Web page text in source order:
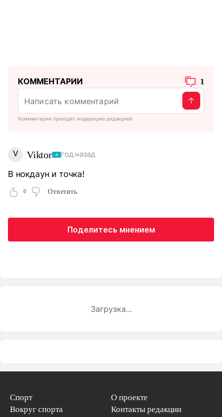
КОММЕНТАРИИ 1
Комментарии проходят модерацию редакцией
V Viktor год назад
В нокдаун и точка!
0 Ответить
Поделитесь мнением
Загрузка...
Спорт
Вокруг спорта
О проекте
Контакты редакции